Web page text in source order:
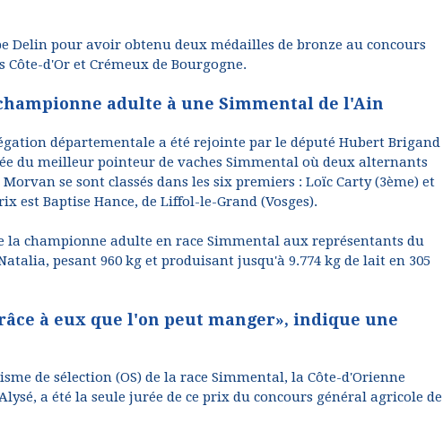
Delin pour avoir obtenu deux médailles de bronze au concours
d'Or et Crémeux de Bourgogne.
adulte à une Simmental de l'Ain
départementale a été rejointe par le député Hubert Brigand
du meilleur pointeur de vaches Simmental où deux alternants
se sont classés dans les six premiers : Loïc Carty (3ème) et
est Baptise Hance, de Liffol-le-Grand (Vosges).
la championne adulte en race Simmental aux représentants du
pesant 960 kg et produisant jusqu'à 9.774 kg de lait en 305
à eux que l'on peut manger», indique une
de sélection (OS) de la race Simmental, la Côte-d'Orienne
a été la seule jurée de ce prix du concours général agricole de